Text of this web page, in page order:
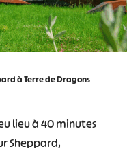
à Terre de Dragons
lieu à 40 minutes
Sheppard,